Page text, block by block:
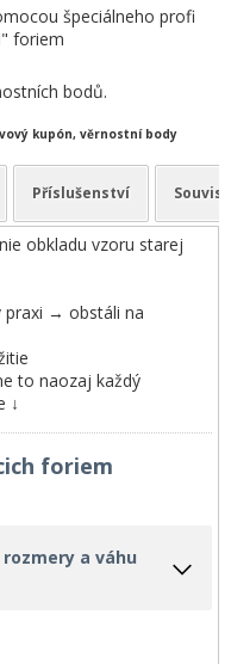
špeciálneho profi
foriem
bodů.
kupón, věrnostní body
Příslušenství
obkladu vzoru starej
praxi → obstáli na
to naozaj každý
↓
foriem
a váhu